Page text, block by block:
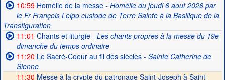
10:59Homélie de la messe- Homélie du jeudi 6 aout 2026 par
le Fr François Lelpo custode de Terre Sainte à la Basilique de la
Transfiguration
11:01 Chants et liturgie- Les chants propres à la messe du 19e
dimanche du temps ordinaire
11:20 Le Sacré-Coeur au fil des siècles- Sainte Catherine de
Sienne
11:30 Messe à la crypte du patronage Saint-Joseph à Saint-